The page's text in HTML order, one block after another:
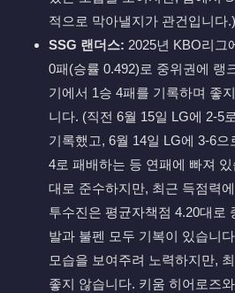
적으로 막아낼지가 관건입니다.)
SSG 랜더스: 2025년 KBO리그
0패(승률 0.492)로 중위권에 랭
기에서 1승 4패를 기록하며 좋
니다. (직전 6월 15일 LG에 2-5
기록했고, 6월 14일 LG에 3-6
4로 패배하는 등 연패에 빠져
대로 준수하지만, 최근 득점력
투수진은 평균자책점 4.20대로
발과 불펜 모두 기복이 있습니
모습을 보여주려 노력하지만,
좋지 않습니다. 키움 히어로즈